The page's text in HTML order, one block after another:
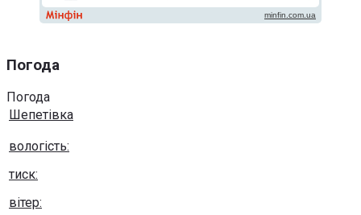
Погода
Погода
Шепетівка
вологість:
тиск:
вітер: